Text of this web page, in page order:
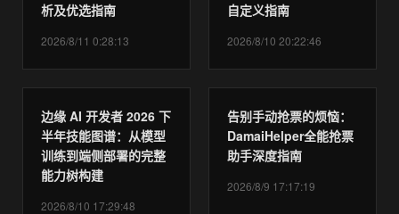
析及优选指南
2026/8/11 0:28:13
自定义指南
2026/8/10 20:22:46
边缘 AI 开发者 2026 下
半年技能图谱：从模型
训练到端侧部署的完整
能力树构建
2026/8/10 17:29:48
告别手动抢票的烦恼：
DamaiHelper全能抢票
助手深度指南
2026/8/9 17:17:19